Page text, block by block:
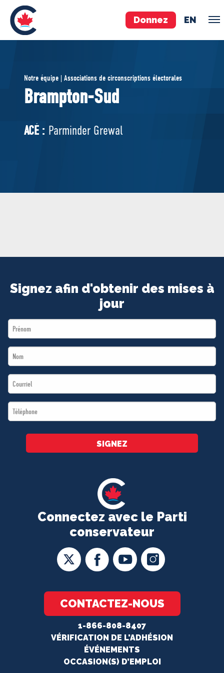
Donnez EN
ÉQUIPE
Pierre Poilievre
Vos députés conservateurs
Cabinet fantôme
Exécutif national
BOUTIQUE
Notre équipe | Associations de circonscriptions électorales
Brampton-Sud
ACÉ : Parminder Grewal
Connectez avec le Parti
conservateur
CONTACTEZ-NOUS
1-866-808-8407
VÉRIFICATION DE L'ADHÉSION
ÉVÉNEMENTS
OCCASION(S) D’EMPLOI
Signez afin d'obtenir des mises à
jour
First
Name
Last
Name
Email
*
Téléphone
*
SIGNEZ